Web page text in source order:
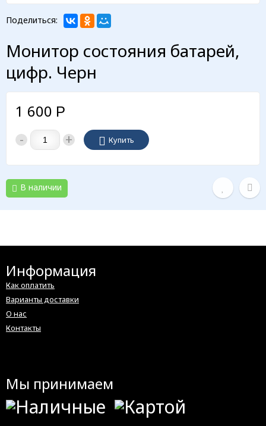
Поделиться:
Монитор состояния батарей,
цифр. Черн
1 600 Р
- + Купить
В наличии
Информация
Как оплатить
Варианты доставки
О нас
Контакты
Мы принимаем